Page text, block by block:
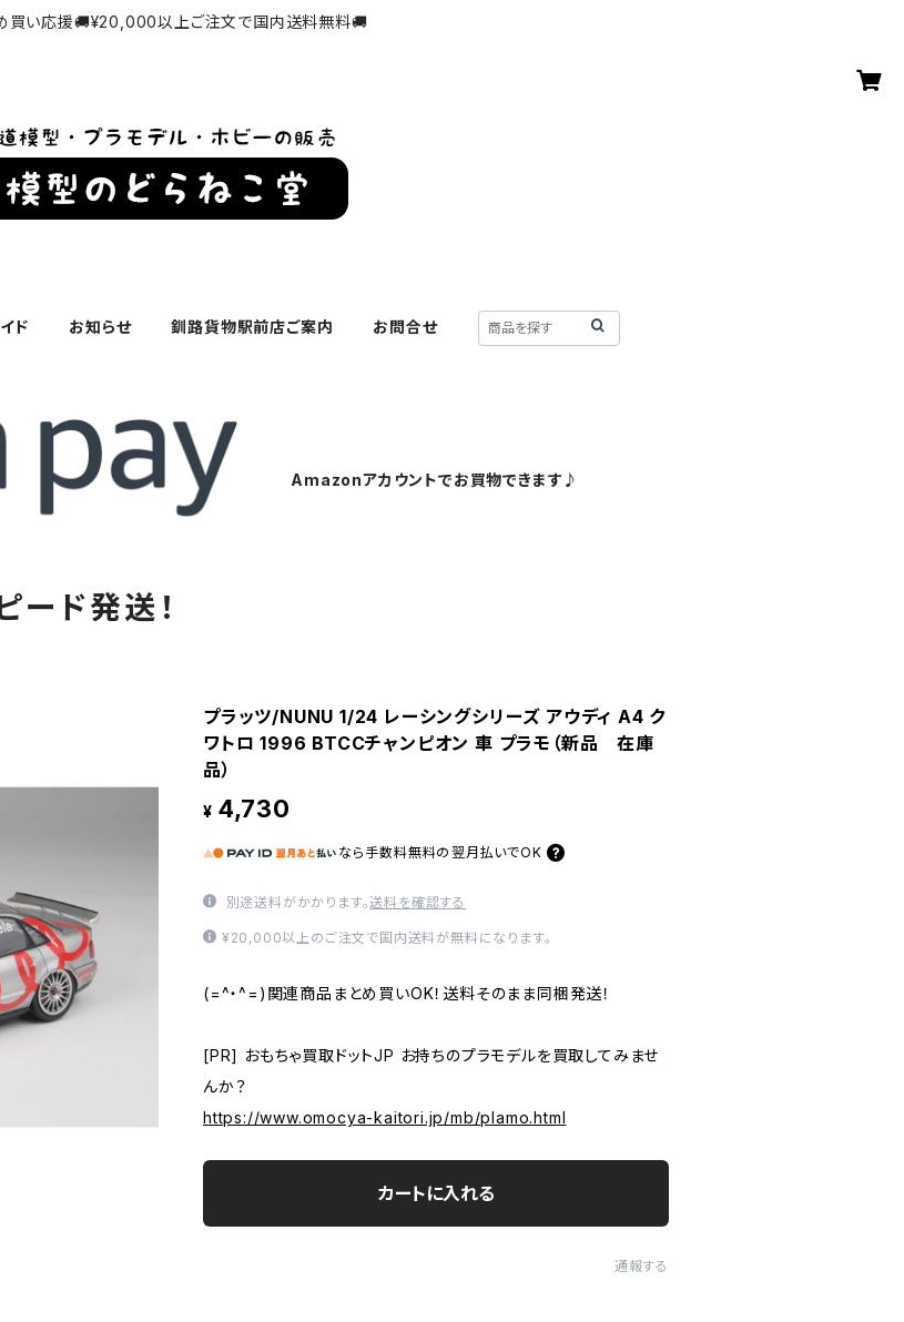
買い応援🚚¥20,000以上ご注文で国内送料無料🚚
ド お知らせ 釧路貨物駅前店ご案内 お問合せ
Amazonアカウントでお買物できます♪
ド発送！
プラッツ/NUNU 1/24 レーシングシリーズ アウディ A4 ク
ワトロ 1996 BTCCチャンピオン 車 プラモ（新品 在庫
品）
¥ 4,730
なら 手数料無料の 翌月払いでOK
別途送料がかかります。送料を確認する
¥20,000以上のご注文で国内送料が無料になります。
(=^・^=)関連商品まとめ買いOK！送料そのまま同梱発送！
[PR] おもちゃ買取ドットJP お持ちのプラモデルを買取してみませ
んか？
https://www.omocya-kaitori.jp/mb/plamo.html
カートに入れる
通報する